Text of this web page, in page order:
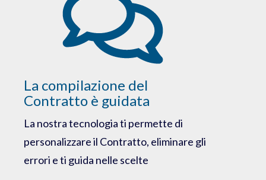
La compilazione del
Contratto è guidata
La nostra tecnologia ti permette di
personalizzare il Contratto, eliminare gli
errori e ti guida nelle scelte